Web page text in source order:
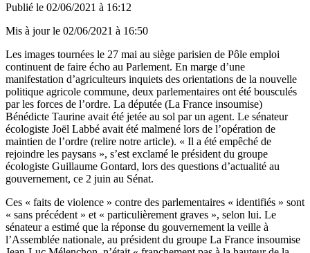
Publié le 02/06/2021 à 16:12
Mis à jour le 02/06/2021 à 16:50
Les images tournées le 27 mai au siège parisien de Pôle emploi
continuent de faire écho au Parlement. En marge d’une
manifestation d’agriculteurs inquiets des orientations de la nouvelle
politique agricole commune, deux parlementaires ont été bousculés
par les forces de l’ordre. La députée (La France insoumise)
Bénédicte Taurine avait été jetée au sol par un agent. Le sénateur
écologiste Joël Labbé avait été malmené lors de l’opération de
maintien de l’ordre (relire notre article). « Il a été empêché de
rejoindre les paysans », s’est exclamé le président du groupe
écologiste Guillaume Gontard, lors des questions d’actualité au
gouvernement, ce 2 juin au Sénat.
Ces « faits de violence » contre des parlementaires « identifiés » sont
« sans précédent » et « particulièrement graves », selon lui. Le
sénateur a estimé que la réponse du gouvernement la veille à
l’Assemblée nationale, au président du groupe La France insoumise